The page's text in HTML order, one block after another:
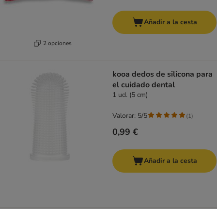
2 opciones
Añadir a la cesta
kooa dedos de silicona para
el cuidado dental
1 ud. (5 cm)
0,99 €
Valorar: 5/5 (1)
Añadir a la cesta